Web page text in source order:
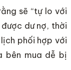
sẽ “tự lo với
được dư nợ, thời
phối hợp với
bên mua dễ bị